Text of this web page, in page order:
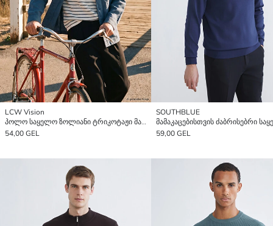
LCW Vision
პოლო საყელო ზოლიანი ტრიკოტაჟი მამაკაცის მაისური
54,00 GEL
SOUTHBLUE
59,00 GEL